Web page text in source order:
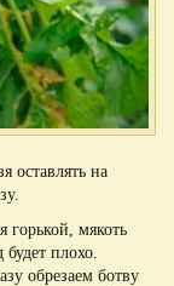
оставлять на
горькой, мякоть
плохо.
обрезаем ботву